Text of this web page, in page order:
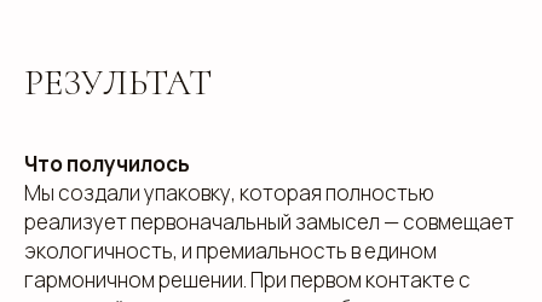
РЕЗУЛЬТАТ
Что получилось
Мы создали упаковку, которая полностью
реализует первоначальный замысел — совмещает
экологичность, и премиальность в едином
гармоничном решении. При первом контакте с
О компании
Услуги
Направления
Доставка
Программа лояльности
Контакты
ул. Малышева 122, корпус "Р"